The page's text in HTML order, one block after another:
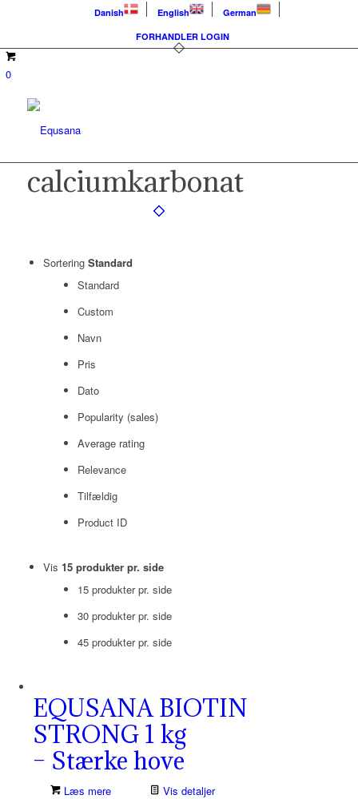
Danish English
German
FORHANDLER LOGIN
0
calciumkarbonat
Sortering Standard
Standard
Custom
Navn
Pris
Dato
Popularity (sales)
Average rating
Relevance
Tilfældig
Product ID
Vis 15 produkter pr. side
15 produkter pr. side
30 produkter pr. side
45 produkter pr. side
EQUSANA BIOTIN
STRONG 1 kg
– Stærke hove
Læs mere Vis detaljer